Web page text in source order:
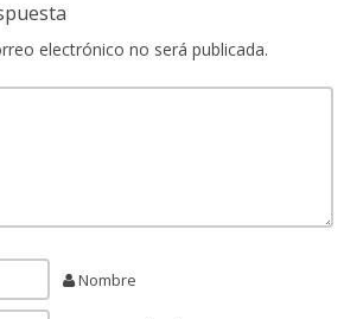
electrónico no será publicada.
Nombre